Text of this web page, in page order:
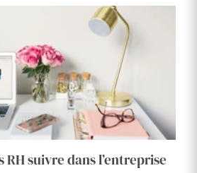
suivre dans l’entreprise